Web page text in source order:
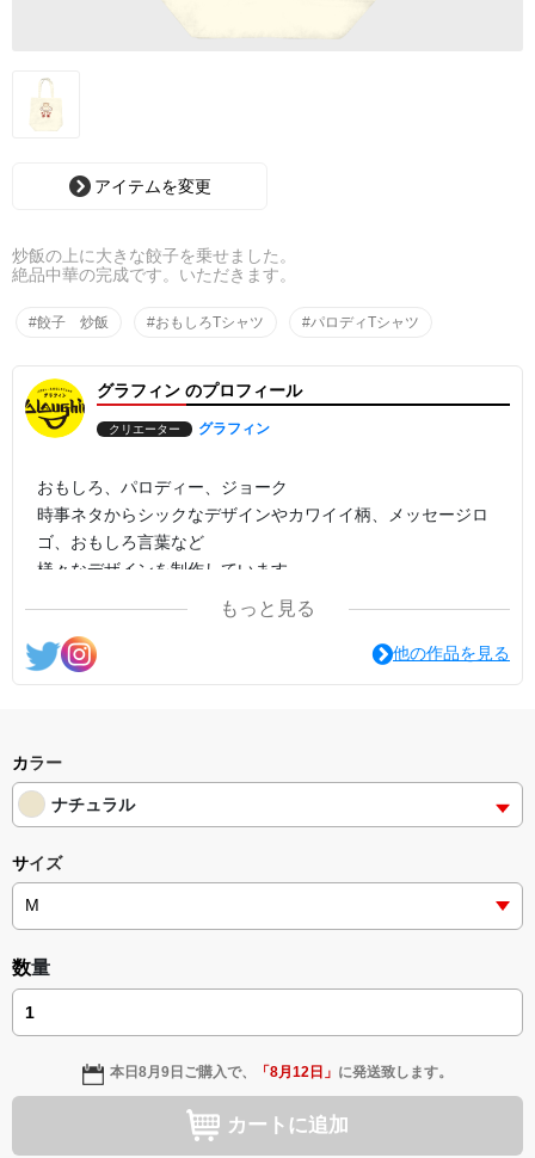
アイテムを変更
炒飯の上に大きな餃子を乗せました。
絶品中華の完成です。いただきます。
#餃子 炒飯 #おもしろTシャツ #パロディTシャツ
グラフィン のプロフィール
クリエーター グラフィン
おもしろ、パロディー、ジョーク
時事ネタからシックなデザインやカワイイ柄、メッセージロ
ゴ、おもしろ言葉など
様々なデザインを制作しています。
もっと見る
他の作品を見る
カラー
ナチュラル
サイズ
数量
本日8月9日 ご購入で、 「8月12日 」 に発送致します。
カートに追加